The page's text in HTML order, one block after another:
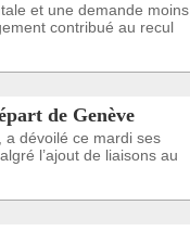
et une demande moins
contribué au recul
de Genève
a dévoilé ce mardi ses
l’ajout de liaisons au